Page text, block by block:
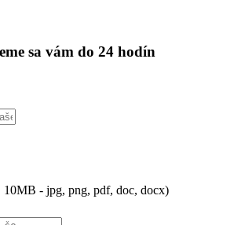
sa vám do 24 hodín
10MB - jpg, png, pdf, doc, docx)